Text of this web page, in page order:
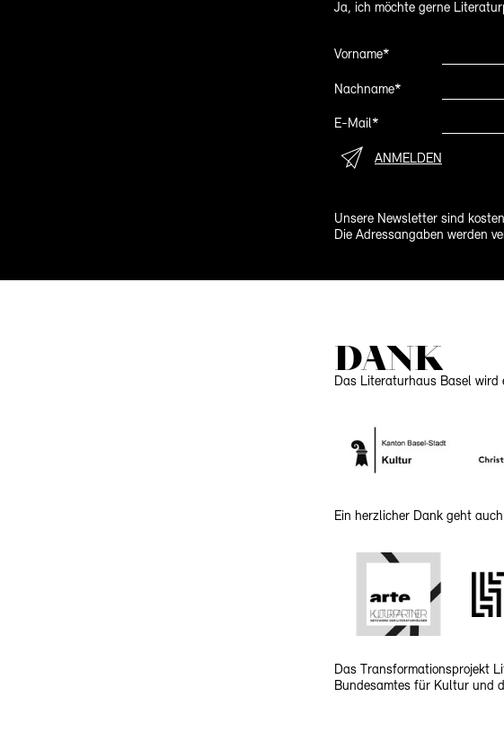
Ja, ich möchte gerne
Vorname*
Nachname*
E-Mail*
ANMELDEN
Unsere Newsletter sind
Die Adressangaben werden
DANK
Das Literaturhaus Basel wird
Ein herzlicher Dank geht
Das Transformationsprojekt
Bundesamtes für Kultur und